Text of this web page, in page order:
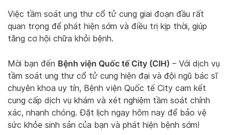
Việc tầm soát ung thư cổ tử cung giai đoạn đầu rất
quan trọng để phát hiện sớm và điều trị kịp thời, giúp
tăng cơ hội chữa khỏi bệnh.
Mời bạn đến Bệnh viện Quốc tế City (CIH) – Với dịch vụ
tầm soát ung thư cổ tử cung hiện đại và đội ngũ bác sĩ
chuyên khoa uy tín, Bệnh viện Quốc tế City cam kết
cung cấp dịch vụ khám và xét nghiệm tầm soát chính
xác, nhanh chóng. Đặt lịch ngay hôm nay để bảo vệ
sức khỏe sinh sản của bạn và phát hiện bệnh sớm!